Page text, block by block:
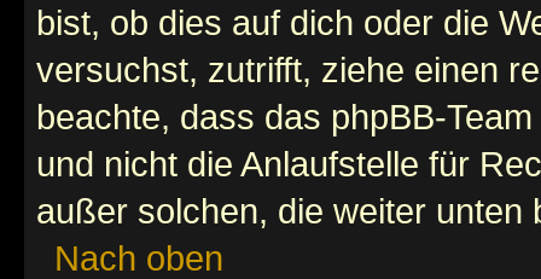
bist, ob dies auf dich oder die
versuchst, zutrifft, ziehe einen
beachte, dass das phpBB-
und nicht die Anlaufstelle für
außer solchen, die weiter unten
Nach oben